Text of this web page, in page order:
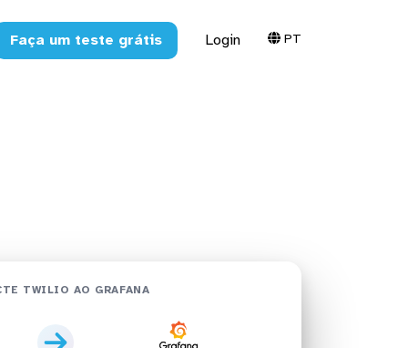
Faça um teste grátis Login PT
TWILIO AO GRAFANA